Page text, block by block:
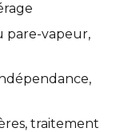
pare-vapeur,
traitement